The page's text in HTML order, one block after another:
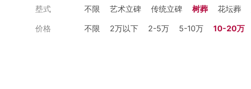
塟式
不限 艺术立碑 传统立碑 树葬 花坛葬
价格
不限 2万以下 2-5万 5-10万 10-20万